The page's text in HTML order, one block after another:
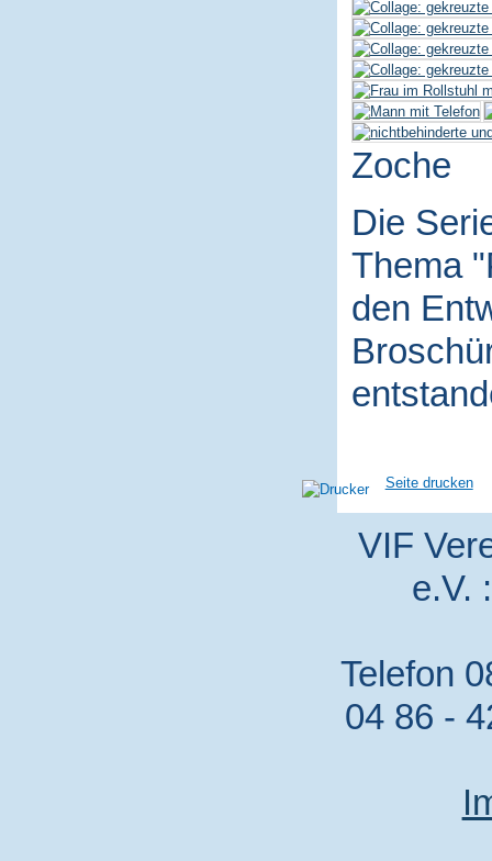
Zoche
Die
Thema
den
Seite drucken
VIF
e.V.
Telefon
04 86 -